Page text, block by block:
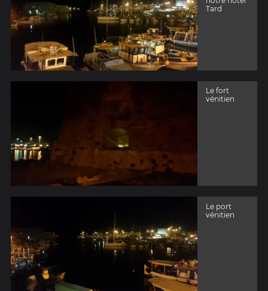
Tard
Le fort
vénitien
Le port
vénitien